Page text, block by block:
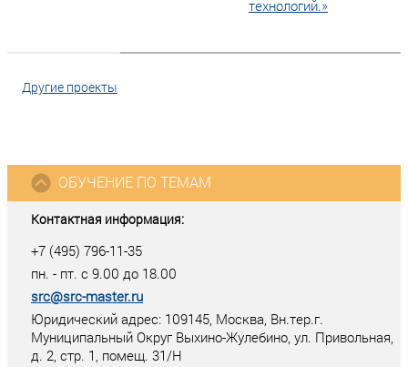
технологий.»
Другие проекты
Контактная информация:
+7 (495) 796-11-35
пн. - пт. с 9.00 до 18.00
src@src-master.ru
Юридический адрес: 109145, Москва, Вн.тер.г.
Муниципальный Округ Выхино-Жулебино, ул. Привольная,
д. 2, стр. 1, помещ. 31/Н
ОБУЧЕНИЕ ПО ТЕМАМ